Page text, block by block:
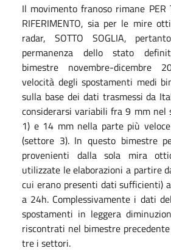
Il movimento franoso rimane PER
RIFERIMENTO, sia per le mire
radar, SOTTO SOGLIA,
permanenza dello stato
bimestre novembre-dicembre
velocità degli spostamenti medi
sulla base dei dati trasmessi da
considerarsi variabili fra 9 mm nel
1) e 14 mm nella parte più
(settore 3). In questo bimestre
provenienti dalla sola mira
utilizzate le elaborazioni a partire
cui erano presenti dati sufficienti)
a 24h. Complessivamente i dati
spostamenti in leggera
riscontrati nel bimestre
tre i settori.